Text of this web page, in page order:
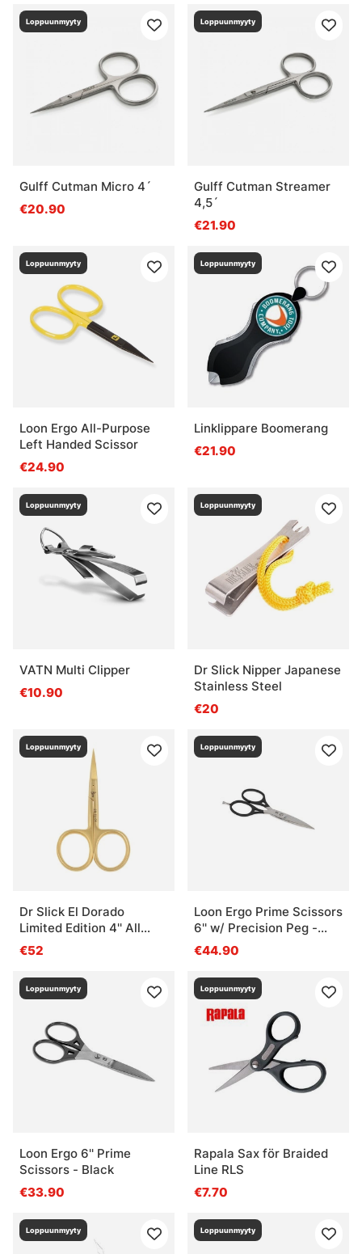
Loppuunmyyty
Gulff Cutman Micro 4´
€20.90
Loppuunmyyty
Gulff Cutman Streamer
4,5´
€21.90
Loppuunmyyty
Loon Ergo All-Purpose
Left Handed Scissor
€24.90
Loppuunmyyty
Linklippare Boomerang
€21.90
Loppuunmyyty
VATN Multi Clipper
€10.90
Loppuunmyyty
Dr Slick Nipper Japanese
Stainless Steel
€20
Loppuunmyyty
Dr Slick El Dorado
Limited Edition 4'' All
Purpose Scissor
€52
Loppuunmyyty
Loon Ergo Prime Scissors
6'' w/ Precision Peg -
Black
€44.90
Loppuunmyyty
Loon Ergo 6'' Prime
Scissors - Black
€33.90
Loppuunmyyty
Rapala Sax för Braided
Line RLS
€7.70
Loppuunmyyty Loppuunmyyty